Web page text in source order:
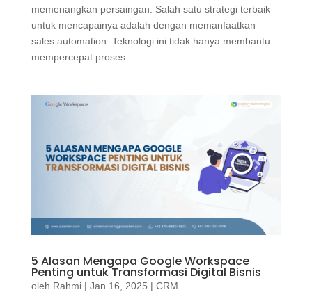
memenangkan persaingan. Salah satu strategi terbaik
untuk mencapainya adalah dengan memanfaatkan
sales automation. Teknologi ini tidak hanya membantu
mempercepat proses...
5 Alasan Mengapa Google Workspace
Penting untuk Transformasi Digital Bisnis
oleh Rahmi| Jan 16, 2025 | CRM